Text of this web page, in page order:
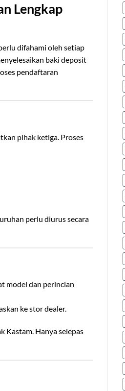
Lengkap
difahami oleh setiap
baki deposit
pendaftaran
pihak ketiga. Proses
perlu diurus secara
model dan perincian
ke stor dealer.
Kastam. Hanya selepas